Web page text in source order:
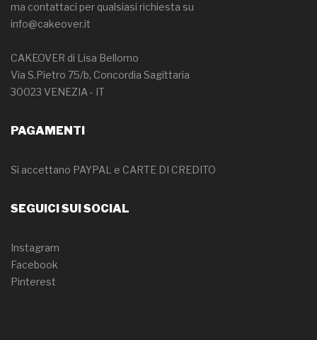
ma contattaci per qualsiasi richiesta su
info@cakeover.it
CAKEOVER di Lisa Bellomo
Via S.Pietro 75/b, Concordia Sagittaria
30023 VENEZIA - IT
PAGAMENTI
Si accettano PAYPAL e CARTE DI CREDITO
SEGUICI SUI SOCIAL
Instagram
Facebook
Pinterest